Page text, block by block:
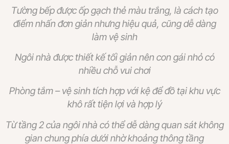
Tường bếp được ốp gạch thẻ màu trắng, là cách tạo
điểm nhấn đơn giản nhưng hiệu quả, cũng dễ dàng
làm vệ sinh
Ngôi nhà được thiết kế tối giản nên con gái nhỏ có
nhiều chỗ vui chơi
Phòng tắm – vệ sinh tích hợp với kệ để đồ tại khu vực
khô rất tiện lợi và hợp lý
Từ tầng 2 của ngôi nhà có thể dễ dàng quan sát không
gian chung phía dưới nhờ khoảng thông tầng